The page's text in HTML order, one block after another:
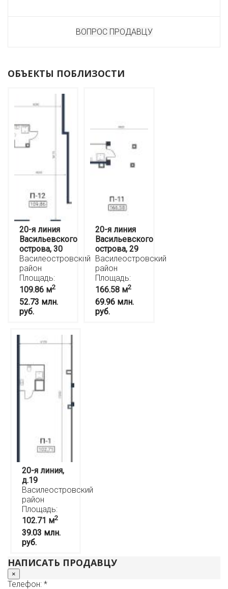
ВОПРОС ПРОДАВЦУ
ОБЪЕКТЫ ПОБЛИЗОСТИ
20-я линия
Васильевского
острова, 30
Василеостровский
район
Площадь:
109.86 м2
52.73 млн.
руб.
20-я линия
Васильевского
острова, 29
Василеостровский
район
Площадь:
166.58 м2
69.96 млн.
руб.
20-я линия,
д.19
Василеостровский
район
Площадь:
102.71 м2
39.03 млн.
руб.
НАПИСАТЬ ПРОДАВЦУ
×
Телефон: *